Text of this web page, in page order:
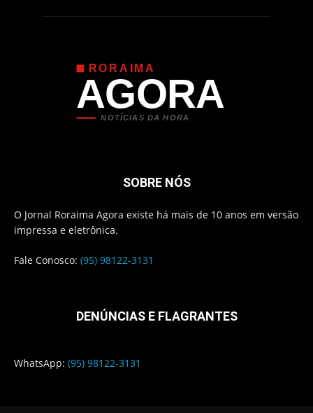
RORAIMA
AGORA
NOTÍCIAS DA HORA
SOBRE NÓS
O Jornal Roraima Agora existe há mais de 10 anos em versão
impressa e eletrônica.
Fale Conosco: (95) 98122-3131
DENÚNCIAS E FLAGRANTES
WhatsApp: (95) 98122-3131